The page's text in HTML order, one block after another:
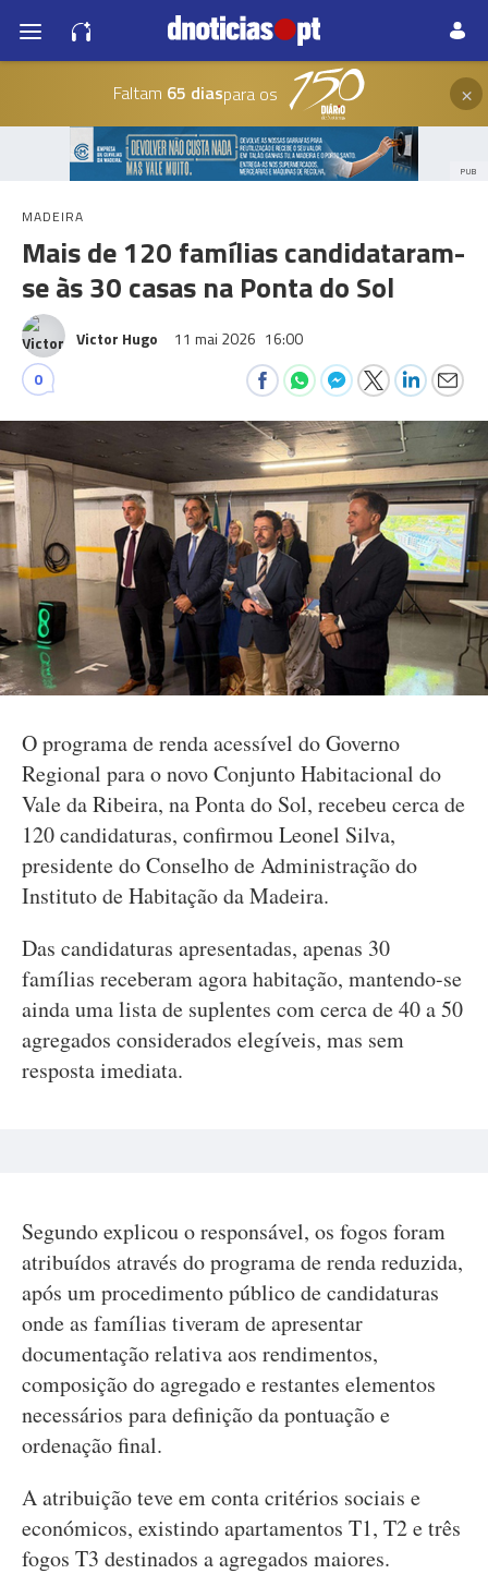
Faltam 65 diaspara os ×
PUB
MADEIRA
Mais de 120 famílias candidataram-
se às 30 casas na Ponta do Sol
Victor Hugo 11 mai 2026 16:00
0
O programa de renda acessível do Governo
Regional para o novo Conjunto Habitacional do
Vale da Ribeira, na Ponta do Sol, recebeu cerca de
120 candidaturas, confirmou Leonel Silva,
presidente do Conselho de Administração do
Instituto de Habitação da Madeira.
Das candidaturas apresentadas, apenas 30
famílias receberam agora habitação, mantendo-se
ainda uma lista de suplentes com cerca de 40 a 50
agregados considerados elegíveis, mas sem
resposta imediata.
Segundo explicou o responsável, os fogos foram
atribuídos através do programa de renda reduzida,
após um procedimento público de candidaturas
onde as famílias tiveram de apresentar
documentação relativa aos rendimentos,
composição do agregado e restantes elementos
necessários para definição da pontuação e
ordenação final.
A atribuição teve em conta critérios sociais e
económicos, existindo apartamentos T1, T2 e três
fogos T3 destinados a agregados maiores.